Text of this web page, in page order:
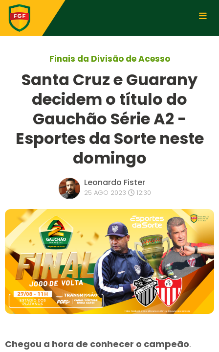
Finais da Divisão de Acesso
Santa Cruz e Guarany
decidem o título do
Gauchão Série A2 -
Esportes da Sorte neste
domingo
Leonardo Fister
25 AGO 2023 12:30
Chegou a hora de conhecer o campeão.